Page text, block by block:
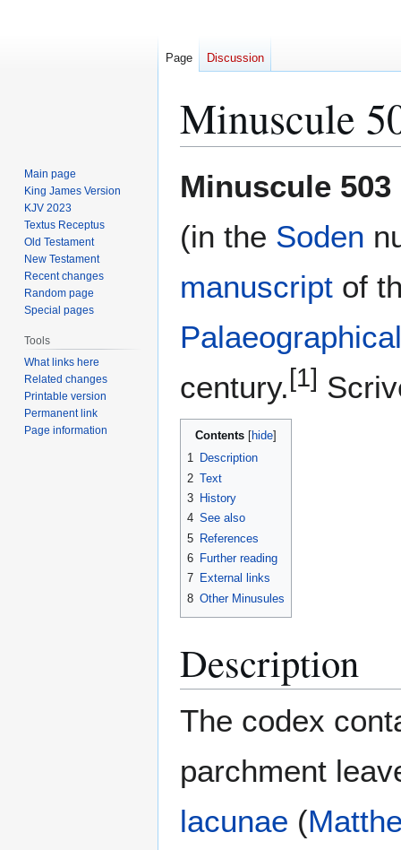
Minuscule
toto
Minuscule 503
(in the Soden
manuscript of
century. [1]
Contents
1 Description
2 Text
3 History
4 See also
5 References
6 Further reading
7 External links
8 Other Minusules
Description
The codex
parchment
lacunae (
Page Discussion
Main page
King James Version
KJV 2023
Textus Receptus
Old Testament
New Testament
Recent changes
Random page
Special pages
Tools
What links here
Related changes
Printable version
Permanent link
Page information